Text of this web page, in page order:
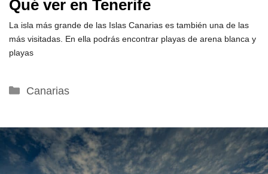
Qué ver en Tenerife
La isla más grande de las Islas Canarias es también una de las
más visitadas. En ella podrás encontrar playas de arena blanca y
playas
Categorías
Canarias